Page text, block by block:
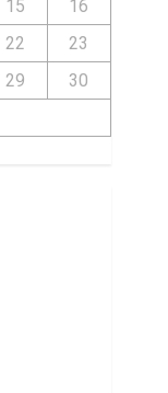
15
16
22
23
29
30